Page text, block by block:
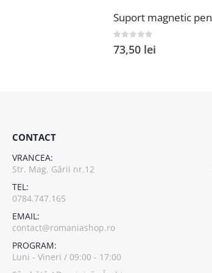
out of 5
73,50 lei
CONTACT
VRANCEA:
Str. Mag. Gării nr.12
TEL:
0784.747.165
EMAIL:
contact@romaniashop.ro
PROGRAM:
Luni - Vineri / 09:00 - 17:00